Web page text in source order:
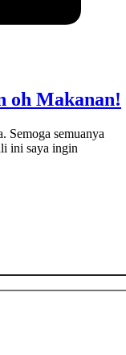
oh Makanan!
Semoga semuanya
ini saya ingin